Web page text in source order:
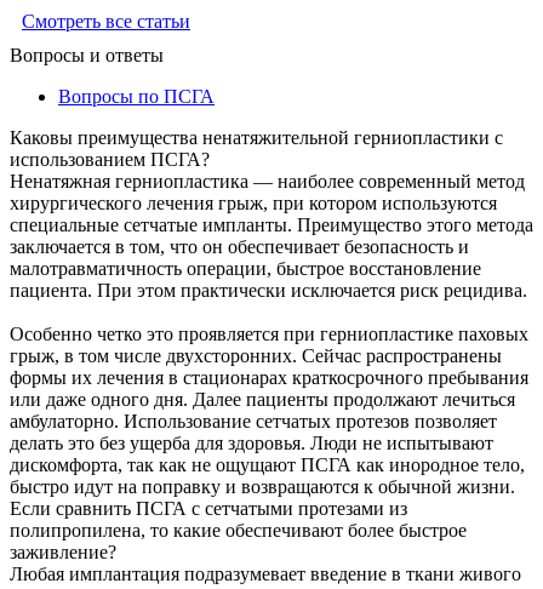
Смотреть все статьи
Вопросы и ответы
Вопросы по ПСГА
Каковы преимущества ненатяжительной герниопластики с
использованием ПСГА?
Ненатяжная герниопластика — наиболее современный метод
хирургического лечения грыж, при котором используются
специальные сетчатые импланты. Преимущество этого метода
заключается в том, что он обеспечивает безопасность и
малотравматичность операции, быстрое восстановление
пациента. При этом практически исключается риск рецидива.
Особенно четко это проявляется при герниопластике паховых
грыж, в том числе двухсторонних. Сейчас распространены
формы их лечения в стационарах краткосрочного пребывания
или даже одного дня. Далее пациенты продолжают лечиться
амбулаторно. Использование сетчатых протезов позволяет
делать это без ущерба для здоровья. Люди не испытывают
дискомфорта, так как не ощущают ПСГА как инородное тело,
быстро идут на поправку и возвращаются к обычной жизни.
Если сравнить ПСГА с сетчатыми протезами из
полипропилена, то какие обеспечивают более быстрое
заживление?
Любая имплантация подразумевает введение в ткани живого